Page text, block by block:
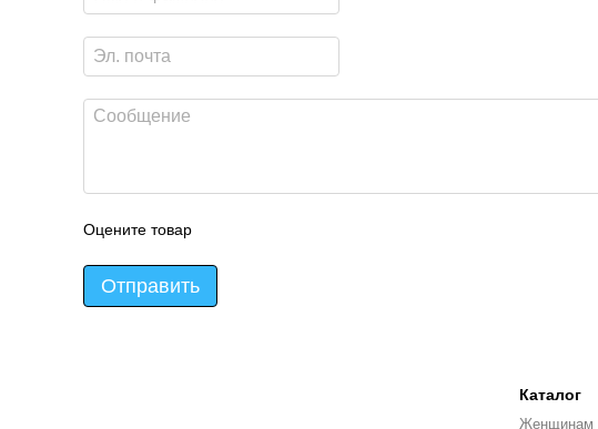
Оцените товар
Отправить
Каталог
Женщинам